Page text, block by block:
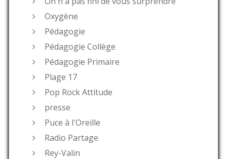
Oxygène
Pédagogie
Pédagogie Collège
Pédagogie Primaire
Plage 17
Pop Rock Attitude
presse
Puce à l'Oreille
Radio Partage
Rey-Valin